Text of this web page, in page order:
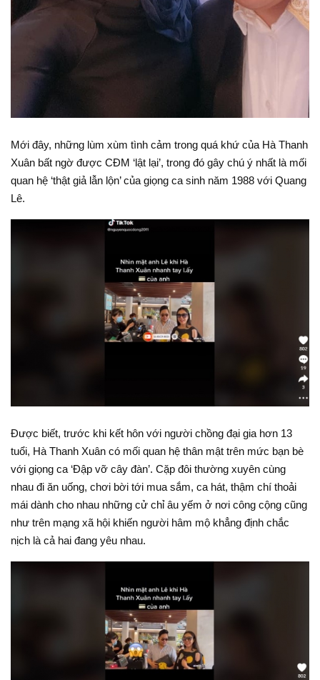
Mới đây, những lùm xùm tình cảm trong quá khứ của Hà Thanh
Xuân bất ngờ được CĐM ‘lật lại’, trong đó gây chú ý nhất là mối
quan hệ ‘thật giả lẫn lộn’ của giọng ca sinh năm 1988 với Quang
Lê.
Được biết, trước khi kết hôn với người chồng đại gia hơn 13
tuổi, Hà Thanh Xuân có mối quan hệ thân mật trên mức bạn bè
với giọng ca ‘Đập vỡ cây đàn’. Cặp đôi thường xuyên cùng
nhau đi ăn uống, chơi bời tới mua sắm, ca hát, thậm chí thoải
mái dành cho nhau những cử chỉ âu yếm ở nơi công cộng cũng
như trên mạng xã hội khiến người hâm mộ khẳng định chắc
nịch là cả hai đang yêu nhau.